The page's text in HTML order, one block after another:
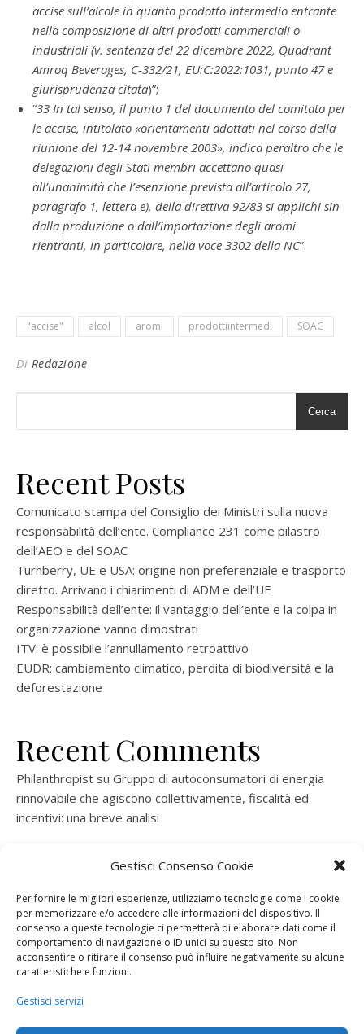
Gestisci Consenso Cookie
Per fornire le migliori esperienze, utilizziamo tecnologie come i cookie
per memorizzare e/o accedere alle informazioni del dispositivo. Il
consenso a queste tecnologie ci permetterà di elaborare dati come il
comportamento di navigazione o ID unici su questo sito. Non
acconsentire o ritirare il consenso può influire negativamente su alcune
caratteristiche e funzioni.
Gestisci servizi
accise sull’alcole in quanto prodotto intermedio entrante
nella composizione di altri prodotti commerciali o
industriali (v. sentenza del 22 dicembre 2022, Quadrant
Amroq Beverages, C‑332/21, EU:C:2022:1031, punto 47 e
giurisprudenza citata)”;
“33 In tal senso, il punto 1 del documento del comitato per
le accise, intitolato «orientamenti adottati nel corso della
riunione del 12-14 novembre 2003», indica peraltro che le
delegazioni degli Stati membri accettano quasi
all’unanimità che l’esenzione prevista all’articolo 27,
paragrafo 1, lettera e), della direttiva 92/83 si applichi sin
dalla produzione o dall’importazione degli aromi
rientranti, in particolare, nella voce 3302 della NC”.
"accise" alcol aromi prodottiintermedi SOAC
Di Redazione
Cerca
Recent Posts
Comunicato stampa del Consiglio dei Ministri sulla nuova
responsabilità dell’ente. Compliance 231 come pilastro
dell’AEO e del SOAC
Turnberry, UE e USA: origine non preferenziale e trasporto
diretto. Arrivano i chiarimenti di ADM e dell’UE
Responsabilità dell’ente: il vantaggio dell’ente e la colpa in
organizzazione vanno dimostrati
ITV: è possibile l’annullamento retroattivo
EUDR: cambiamento climatico, perdita di biodiversità e la
deforestazione
Recent Comments
Philanthropist su Gruppo di autoconsumatori di energia
rinnovabile che agiscono collettivamente, fiscalità ed
incentivi: una breve analisi
rinnovabile che agiscono collettivamente, fiscalità ed
ramatogelsuGruppo di autoconsumatori di energia
rinnovabile che agiscono collettivamente, fiscalità ed
incentivi: una breve analisi
consorzio per la produzione di energia elettrica